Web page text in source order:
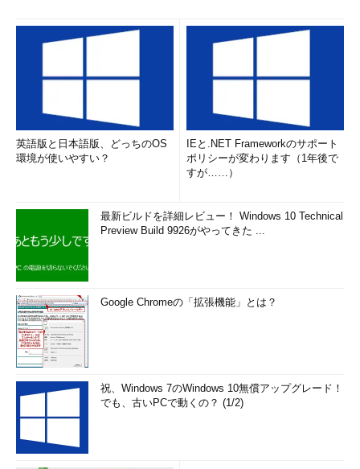
英語版と日本語版、どっちのOS
環境が使いやすい？
IEと.NET Frameworkのサポート
ポリシーが変わります（1年後で
すが……）
最新ビルドを詳細レビュー！ Windows 10 Technical
Preview Build 9926がやってきた ...
Google Chromeの「拡張機能」とは？
祝、Windows 7のWindows 10無償アップグレード！
でも、古いPCで動くの？ (1/2)